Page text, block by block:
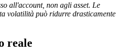
all'account, non agli asset. Le
volatilità può ridurre drasticamente
reale